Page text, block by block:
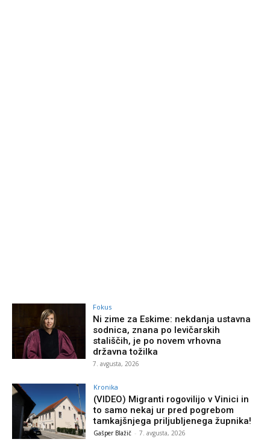
Fokus
Ni zime za Eskime: nekdanja ustavna
sodnica, znana po levičarskih
stališčih, je po novem vrhovna
državna tožilka
7. avgusta, 2026
Kronika
(VIDEO) Migranti rogovilijo v Vinici in
to samo nekaj ur pred pogrebom
tamkajšnjega priljubljenega župnika!
Gašper Blažič - 7. avgusta, 2026